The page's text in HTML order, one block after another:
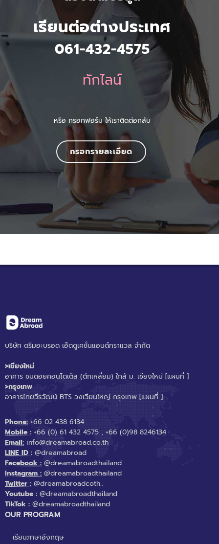
เรียนต่อต่างประเทศ
061-432-4575
ทักไลน์
หรือ กรอกฟอร์ม ให้เราติดต่อกลับ
กรอกรายละเอียด
บริษัท ดรีมอะบรอด เอ็ดดูเคชั่นแอนด์ทราแวล จำกัด
>เชียงใหม่
อาคาร ชมดอยคอนโดเต็ล (ตึกเหลี่ยม) ใกล้ ม. เชียงใหม่ [แผนที่ ]
>กรุงเทพ
อาคารไทยวีรวัฒน์ BTS วงเวียนใหญ่ กรุงเทพ [แผนที่ ]
Phone: +66 02 438 6134
Mobile : +66 (0) 61 432 4575 , +66 (0)98 8246134
Email: info@dreamabroad.co.th
LINE ID : @dreamabroad
Facebook : @dreamabroadthailand
Instagram : @dreamabroadthailand
Twitter : @dreamabroadcoth..
Youtube : @dreamabroadthailand
TikTok : @dreamabroadthailand
OUR PROGRAM
เรียนภาษาอังกฤษ